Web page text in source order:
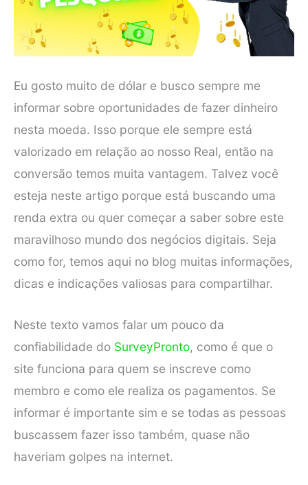
Eu gosto muito de dólar e busco sempre me
informar sobre oportunidades de fazer dinheiro
nesta moeda. Isso porque ele sempre está
valorizado em relação ao nosso Real, então na
conversão temos muita vantagem. Talvez você
esteja neste artigo porque está buscando uma
renda extra ou quer começar a saber sobre este
maravilhoso mundo dos negócios digitais. Seja
como for, temos aqui no blog muitas informações,
dicas e indicações valiosas para compartilhar.
Neste texto vamos falar um pouco da
confiabilidade do SurveyPronto, como é que o
site funciona para quem se inscreve como
membro e como ele realiza os pagamentos. Se
informar é importante sim e se todas as pessoas
buscassem fazer isso também, quase não
haveriam golpes na internet.